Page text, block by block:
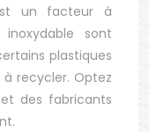
un facteur à
inoxydable sont
plastiques
recycler. Optez
des fabricants